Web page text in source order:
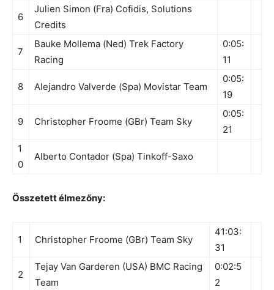
6
Julien Simon (Fra) Cofidis, Solutions
Credits
7
Bauke Mollema (Ned) Trek Factory
Racing
0:05:
11
8 Alejandro Valverde (Spa) Movistar Team
0:05:
19
9 Christopher Froome (GBr) Team Sky
0:05:
21
1
0
Alberto Contador (Spa) Tinkoff-Saxo
Összetett élmezőny:
1 Christopher Froome (GBr) Team Sky
41:03:
31
2
Tejay Van Garderen (USA) BMC Racing
Team
0:02:5
2